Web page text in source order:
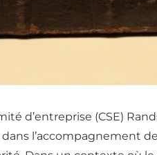
d’entreprise (CSE)
l’accompagnement